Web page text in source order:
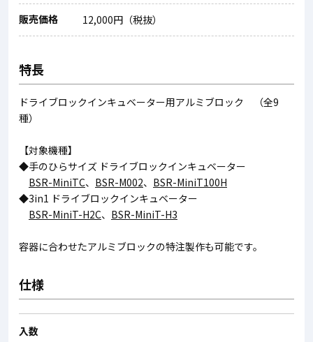
販売価格 12,000円（税抜）
特長
ドライブロックインキュベーター用アルミブロック （全9
種）
【対象機種】
◆手のひらサイズ ドライブロックインキュベーター
BSR-MiniTC、 BSR-M002、 BSR-MiniT100H
◆3in1 ドライブロックインキュベーター
BSR-MiniT-H2C、 BSR-MiniT-H3
容器に合わせたアルミブロックの特注製作も可能です。
仕様
入数